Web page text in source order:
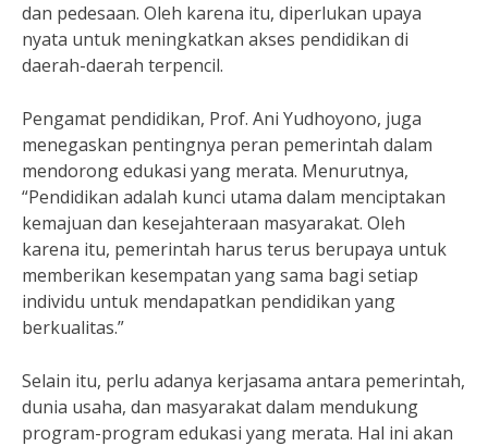
dan pedesaan. Oleh karena itu, diperlukan upaya
nyata untuk meningkatkan akses pendidikan di
daerah-daerah terpencil.
Pengamat pendidikan, Prof. Ani Yudhoyono, juga
menegaskan pentingnya peran pemerintah dalam
mendorong edukasi yang merata. Menurutnya,
“Pendidikan adalah kunci utama dalam menciptakan
kemajuan dan kesejahteraan masyarakat. Oleh
karena itu, pemerintah harus terus berupaya untuk
memberikan kesempatan yang sama bagi setiap
individu untuk mendapatkan pendidikan yang
berkualitas.”
Selain itu, perlu adanya kerjasama antara pemerintah,
dunia usaha, dan masyarakat dalam mendukung
program-program edukasi yang merata. Hal ini akan